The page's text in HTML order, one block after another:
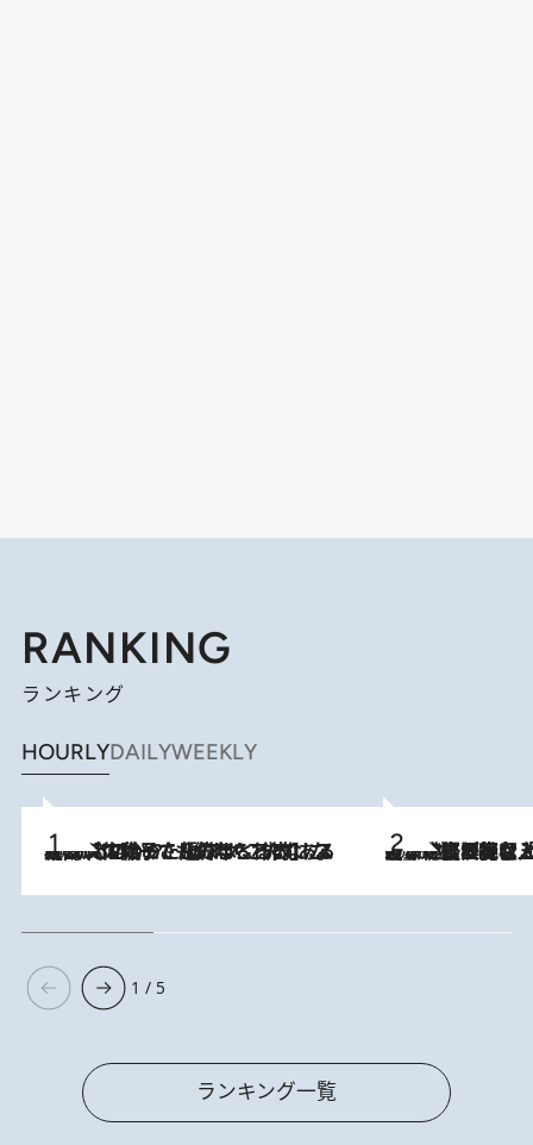
RANKING
ランキング
HOURLYDAILYWEEKLY
2026.8.5
【阿川佐和子さんの年とる力】なぜ70代で始めた趣味は“こんなに楽しい”のか？ ピアノ、俳句…スランプに陥っても続けられる“ある秘訣”とは 2026.8.5
【なぜ吉沢亮は「気配を消せる」のか？】興行収入208億の『国宝』を経て挑むミュージカル『ディア・エヴァン・ハンセン』。トップ俳優が舞台上でさらけ出した“孤独”とは
1 / 5
ランキング一覧